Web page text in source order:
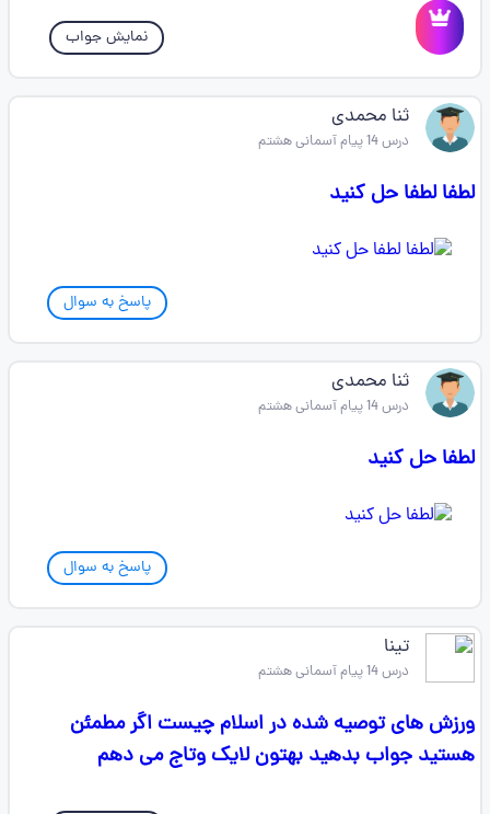
نمایش جواب
ثنا محمدی
درس 14 پیام آسمانی هشتم
لطفا لطفا حل کنید
پاسخ به سوال
ثنا محمدی
درس 14 پیام آسمانی هشتم
لطفا حل کنید
پاسخ به سوال
تینا
درس 14 پیام آسمانی هشتم
ورزش های توصیه شده در اسلام چیست اگر مطمئن
هستید جواب بدهید بهتون لایک وتاج می دهم